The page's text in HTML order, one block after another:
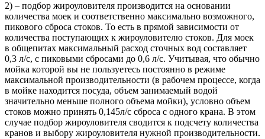
2) – подбор жироуловителя производится на основании
количества моек и соответственно максимально возможного,
пикового сброса стоков. То есть в прямой зависимости от
количества поступающих к жироуловителю стоков. Для моек
в общепитах максимальный расход сточных вод составляет
0,3 л/с, с пиковыми сбросами до 0,6 л/с. Учитывая, что обычно
мойка которой вы не пользуетесь постоянно в режиме
максимальной производительности (в рабочем процессе, когда
в мойке находится посуда, объем занимаемый водой
значительно меньше полного объема мойки), условно объем
стоков можно принять 0,145л/с сброса с одного крана. В этом
случае подбор жироуловителя сводится к подсчету количества
кранов и выбору жироуловителя нужной производительности.